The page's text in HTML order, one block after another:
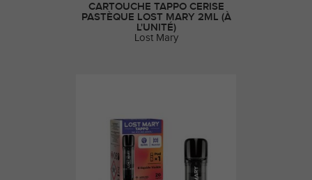
CARTOUCHE TAPPO CERISE
PASTÈQUE LOST MARY 2ML (À
L'UNITÉ)
Lost Mary